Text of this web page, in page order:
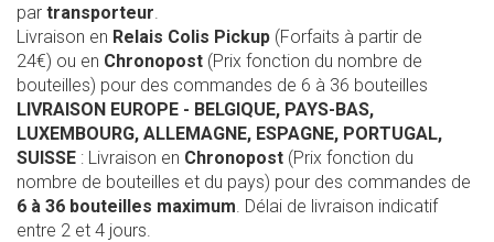
par transporteur.
Livraison en Relais Colis Pickup (Forfaits à partir de
24€) ou en Chronopost (Prix fonction du nombre de
bouteilles) pour des commandes de 6 à 36 bouteilles
LIVRAISON EUROPE - BELGIQUE, PAYS-BAS,
LUXEMBOURG, ALLEMAGNE, ESPAGNE, PORTUGAL,
SUISSE : Livraison en Chronopost (Prix fonction du
nombre de bouteilles et du pays) pour des commandes de
6 à 36 bouteilles maximum. Délai de livraison indicatif
entre 2 et 4 jours.